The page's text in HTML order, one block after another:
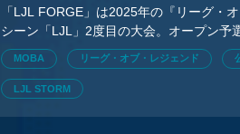
「LJL FORGE」は2025年の『リーグ・
シーン「LJL」2度目の大会。オープン予
がメインステージに進出する。
MOBA リーグ・オブ・レジェンド
LJL STORM